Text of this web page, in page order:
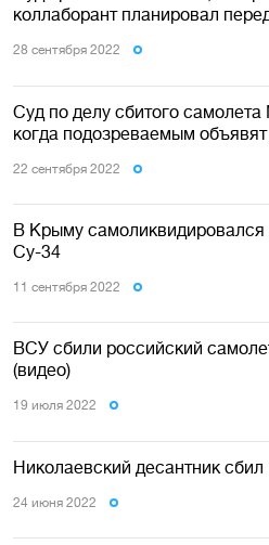
коллаборант планировал
28 сентября 2022
Суд по делу сбитого самолета
когда подозреваемым
22 сентября 2022
В Крыму самоликвидировался
Су-34
11 сентября 2022
ВСУ сбили российский
(видео)
19 июля 2022
Николаевский десантник
24 июня 2022